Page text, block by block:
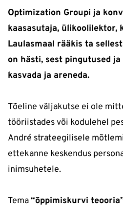
Optimization Groupi ja
kaasasutaja, ülikoolilektor,
Laulasmaal rääkis ta
on hästi, sest pingutused
kasvada ja areneda.
Tõeline väljakutse ei ole
tööriistades või kodulehel
André strateegilisele
ettekanne keskendus
inimsuhetele.
Tema“õppimiskurvi